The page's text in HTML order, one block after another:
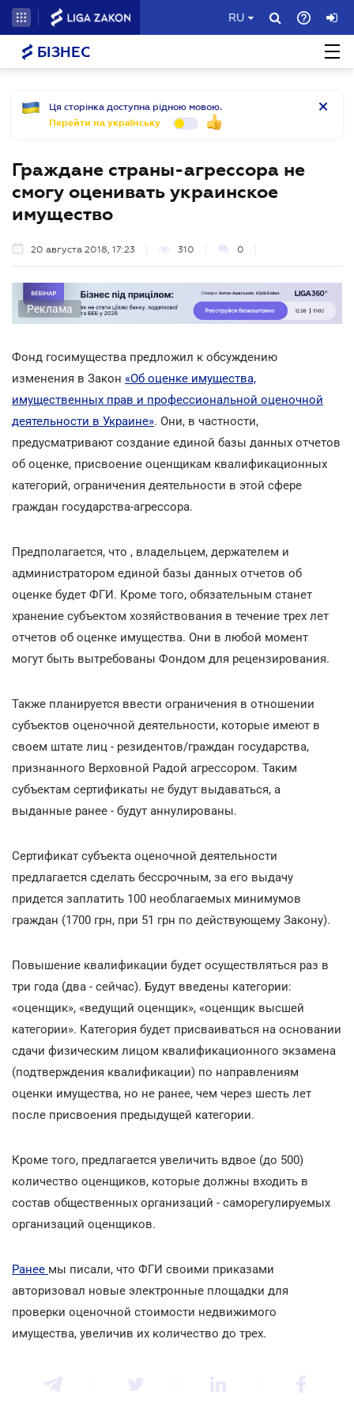
RU
БІЗНЕС
Ця сторінка доступна рідною мовою.
Перейти на українську
Граждане страны-агрессора не
смогу оценивать украинское
имущество
20 августа 2018, 17:23 310 0
Реклама
Фонд госимущества предложил к обсуждению
изменения в Закон «Об оценке имущества,
имущественных прав и профессиональной оценочной
деятельности в Украине». Они, в частности,
предусматривают создание единой базы данных отчетов
об оценке, присвоение оценщикам квалификационных
категорий, ограничения деятельности в этой сфере
граждан государства-агрессора.
Предполагается, что , владельцем, держателем и
администратором единой базы данных отчетов об
оценке будет ФГИ. Кроме того, обязательным станет
хранение субъектом хозяйствования в течение трех лет
отчетов об оценке имущества. Они в любой момент
могут быть вытребованы Фондом для рецензирования.
Также планируется ввести ограничения в отношении
субъектов оценочной деятельности, которые имеют в
своем штате лиц - резидентов/граждан государства,
признанного Верховной Радой агрессором. Таким
субъектам сертификаты не будут выдаваться, а
выданные ранее - будут аннулированы.
Сертификат субъекта оценочной деятельности
предлагается сделать бессрочным, за его выдачу
придется заплатить 100 необлагаемых минимумов
граждан (1700 грн, при 51 грн по действующему Закону).
Повышение квалификации будет осуществляться раз в
три года (два - сейчас). Будут введены категории:
«оценщик», «ведущий оценщик», «оценщик высшей
категории». Категория будет присваиваться на основании
сдачи физическим лицом квалификационного экзамена
(подтверждения квалификации) по направлениям
оценки имущества, но не ранее, чем через шесть лет
после присвоения предыдущей категории.
Кроме того, предлагается увеличить вдвое (до 500)
количество оценщиков, которые должны входить в
состав общественных организаций - саморегулируемых
организаций оценщиков.
Ранее мы писали, что ФГИ своими приказами
авторизовал новые электронные площадки для
проверки оценочной стоимости недвижимого
имущества, увеличив их количество до трех.